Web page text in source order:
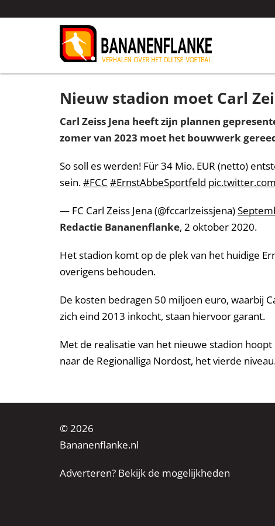
Nieuw stadion moet Carl
Carl Zeiss Jena heeft zijn plannen
zomer van 2023 moet het bouwwerk
So soll es werden! Für 34 Mio. EUR (netto)
sein.#FCC #ErnstAbbeSportfeld
— FC Carl Zeiss Jena (@fccarlzeissjena)
Redactie Bananenflanke, 2 oktober 2020.
Het stadion komt op de plek van het huidige
overigens behouden.
De kosten bedragen 50 miljoen euro, waarbij
zich eind 2013 inkocht, staan hiervoor garant.
Met de realisatie van het nieuwe stadion
naar de Regionalliga Nordost, het vierde
© 2026
Bananenflanke.nl
Adverteren? Bekijk de mogelijkheden